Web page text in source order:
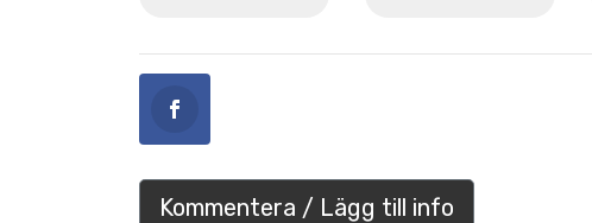
Kommentera / Lägg till info